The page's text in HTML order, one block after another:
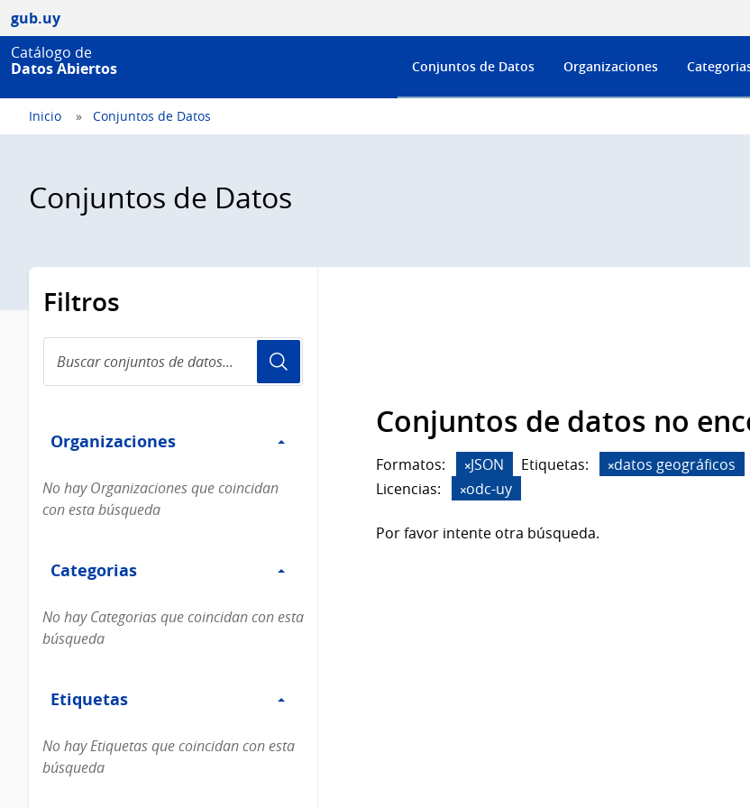
gub.uy
Catálogo de
Datos Abiertos
Conjuntos de Datos Organizaciones
Inicio Conjuntos de Datos
Conjuntos de Datos
Filtros
conjuntos
de
Organizaciones
Organizaciones
No hay Organizaciones que coincidan
con esta búsqueda
Categorias
Categorias
No hay Categorias que coincidan con esta
búsqueda
Etiquetas
Etiquetas
No hay Etiquetas que coincidan con esta
búsqueda
Conjuntos de datos no
Formatos: JSON Etiquetas: datos geográficos
Licencias:
odc-uy
Por favor intente otra búsqueda.